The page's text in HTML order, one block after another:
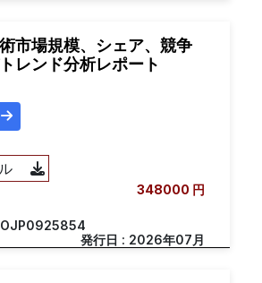
市場規模、シェア、競争
レンド分析レポート
ル
348000 円
発行日 : 2026年07月